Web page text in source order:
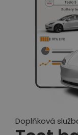
Doplňková